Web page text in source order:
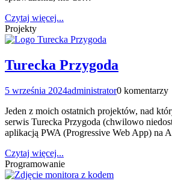
Czytaj więcej...
Projekty
Turecka Przygoda
5 września 2024administrator0 komentarzy
Jeden z moich ostatnich projektów, nad
serwis Turecka Przygoda (chwilowo
aplikacją PWA (Progressive Web App) na
Czytaj więcej...
Programowanie